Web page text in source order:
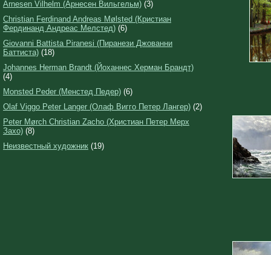
Arnesen Vilhelm (Арнесен Вильгельм) (3)
Christian Ferdinand Andreas Mølsted (Кристиан
Фердинанд Андреас Мелстед) (6)
Giovanni Battista Piranesi (Пиранези Джованни
Баттиста) (18)
Johannes Herman Brandt (Йоханнес Херман Брандт)
(4)
Monsted Peder (Менстед Педер) (6)
Olaf Viggo Peter Langer (Олаф Вигго Петер Лангер) (2)
Peter Mørch Christian Zacho (Христиан Петер Мерх
Захо) (8)
Неизвестный художник (19)